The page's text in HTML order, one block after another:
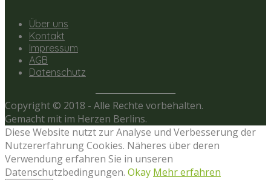
Über uns
Kontakt
Impressum
AGB
Datenschutz
Copyright © 2018 - Alle Rechte vorbehalten.
Gemacht mit im Herzen Berlins.
Diese Website nutzt zur Analyse und Verbesserung der
Nutzererfahrung Cookies. Näheres über deren
Verwendung erfahren Sie in unseren
Datenschutzbedingungen. Okay Mehr erfahren